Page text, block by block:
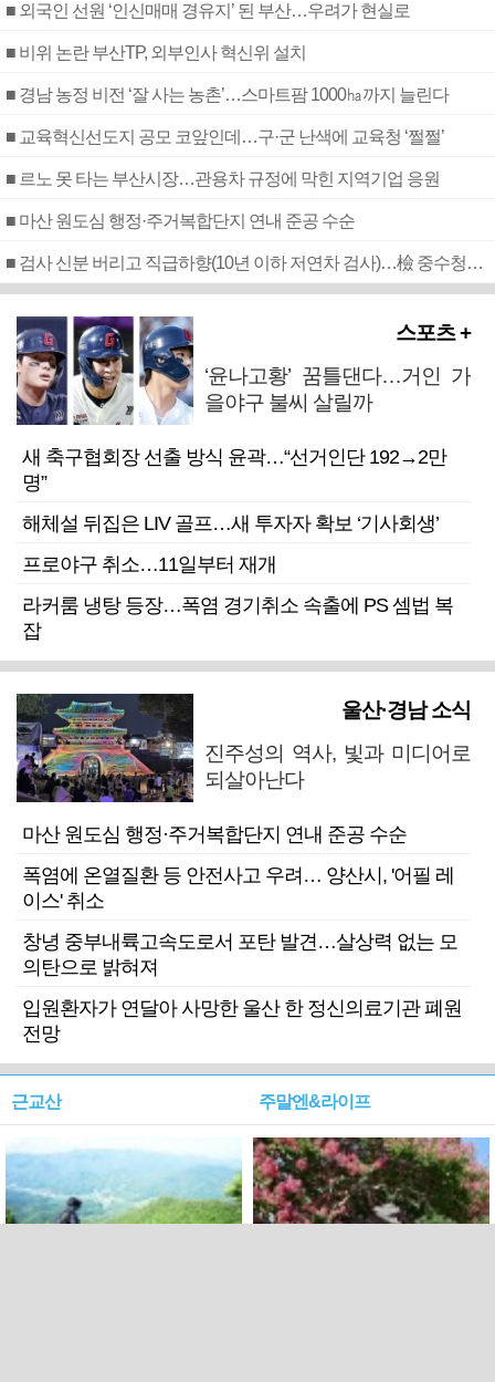
■ 외국인 선원 ‘인신매매 경유지’ 된 부산…우려가 현실로
■ 비위 논란 부산TP, 외부인사 혁신위 설치
■ 경남 농정 비전 ‘잘 사는 농촌’…스마트팜 1000㏊까지 늘린다
■ 교육혁신선도지 공모 코앞인데…구·군 난색에 교육청 ‘쩔쩔’
■ 르노 못 타는 부산시장…관용차 규정에 막힌 지역기업 응원
■ 마산 원도심 행정·주거복합단지 연내 준공 수순
■ 검사 신분 버리고 직급하향(10년 이하 저연차 검사)…檢 중수청행 기피
스포츠 +
‘윤나고황’ 꿈틀댄다…거인 가
을야구 불씨 살릴까
새 축구협회장 선출 방식 윤곽…“선거인단 192→2만
명”
해체설 뒤집은 LIV 골프…새 투자자 확보 ‘기사회생’
프로야구 취소…11일부터 재개
라커룸 냉탕 등장…폭염 경기취소 속출에 PS 셈법 복
잡
울산·경남 소식
진주성의 역사, 빛과 미디어로
되살아난다
마산 원도심 행정·주거복합단지 연내 준공 수순
폭염에 온열질환 등 안전사고 우려… 양산시, '어필 레
이스' 취소
창녕 중부내륙고속도로서 포탄 발견…살상력 없는 모
의탄으로 밝혀져
입원환자가 연달아 사망한 울산 한 정신의료기관 폐원
전망
근교산 주말엔&라이프